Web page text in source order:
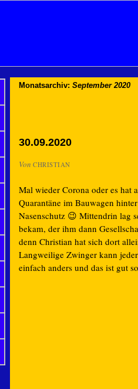
Monatsarchiv: September 2020
30.09.2020
Von CHRISTIAN
Mal wieder Corona oder es hat
Quarantäne im Bauwagen
Nasenschutz 😉 Mittendrin lag
bekam, der ihm dann
denn Christian hat sich dort
Langweilige Zwinger kann
einfach anders und das ist gut